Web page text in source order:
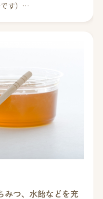
です）…
みつ、水飴などを充